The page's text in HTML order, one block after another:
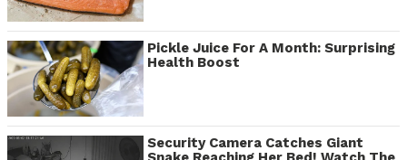
Pickle Juice For A Month: Surprising
Health Boost
Security Camera Catches Giant